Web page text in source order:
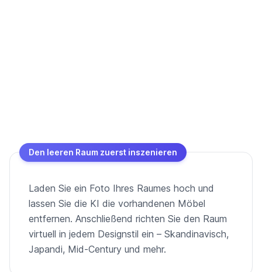
Den leeren Raum zuerst inszenieren
Laden Sie ein Foto Ihres Raumes hoch und
lassen Sie die KI die vorhandenen Möbel
entfernen. Anschließend richten Sie den Raum
virtuell in jedem Designstil ein – Skandinavisch,
Japandi, Mid-Century und mehr.